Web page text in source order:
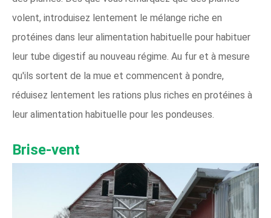
volent, introduisez lentement le mélange riche en
protéines dans leur alimentation habituelle pour habituer
leur tube digestif au nouveau régime. Au fur et à mesure
qu'ils sortent de la mue et commencent à pondre,
réduisez lentement les rations plus riches en protéines à
leur alimentation habituelle pour les pondeuses.
Brise-vent